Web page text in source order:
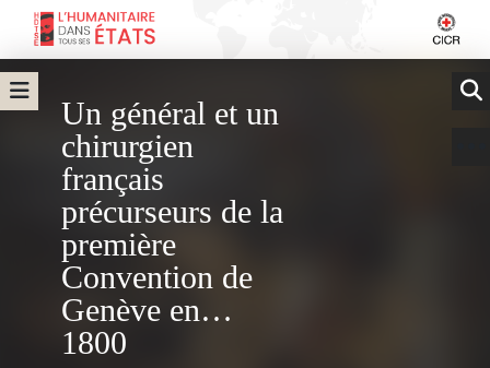
Un général et un
chirurgien
français
précurseurs de la
première
Convention de
Genève en…
1800